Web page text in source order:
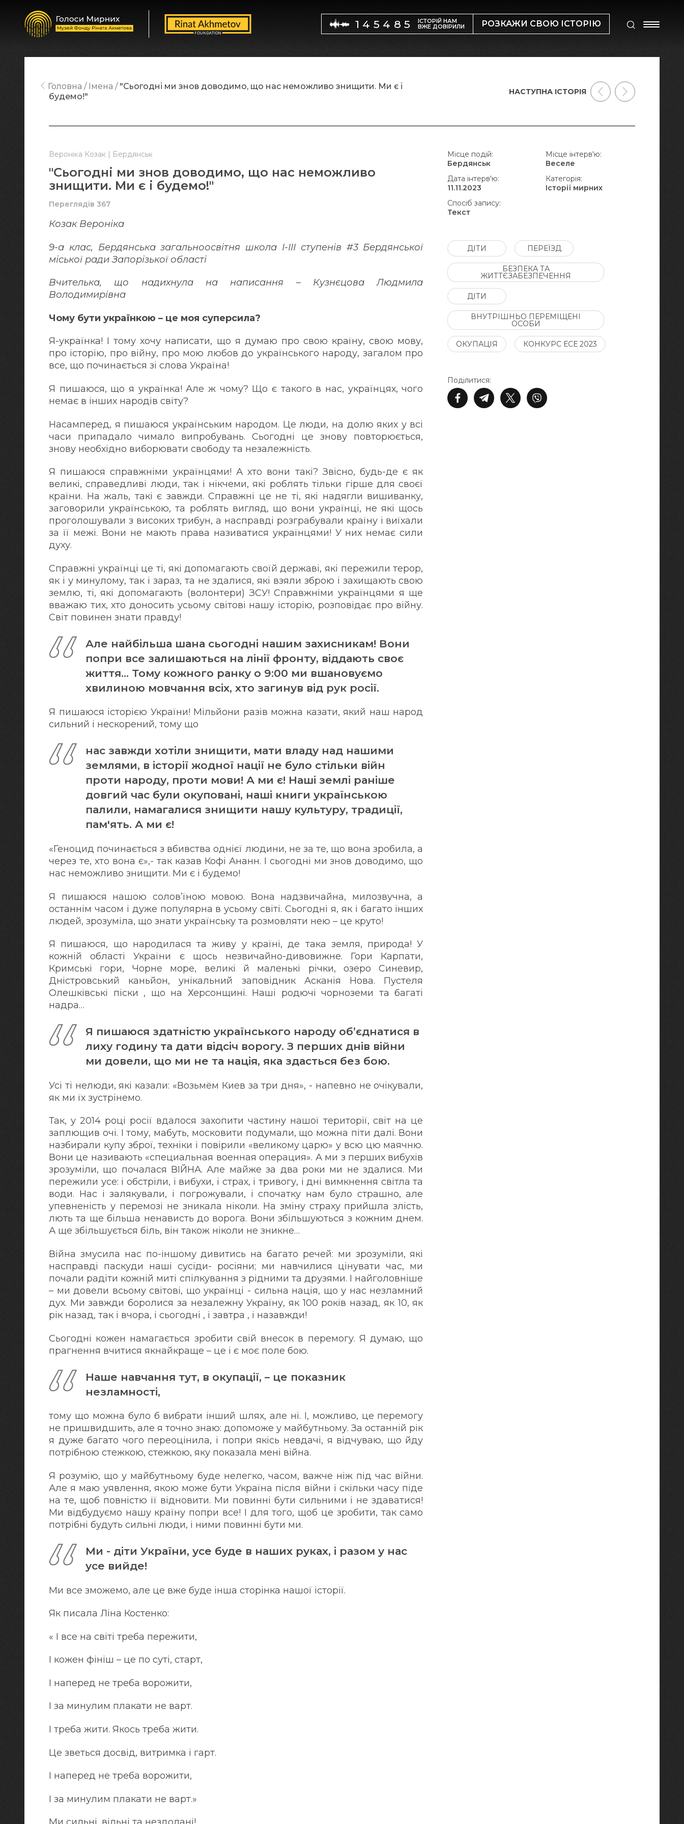
145485 ІСТОРІЙ НАМ
ВЖЕ ДОВІРИЛИ РОЗКАЖИ СВОЮ ІСТОРІЮ
Вероніка Козак | Бердянськ
"Сьогодні ми знов доводимо, що нас неможливо
знищити. Ми є і будемо!"
Переглядів 367
Козак Вероніка
9-а клас, Бердянська загальноосвітня школа І-ІІІ ступенів #3 Бердянської
міської ради Запорізької області
Вчителька, що надихнула на написання – Кузнєцова Людмила
Володимирівна
Чому бути українкою – це моя суперсила?
Я-українка! І тому хочу написати, що я думаю про свою країну, свою мову,
про історію, про війну, про мою любов до українського народу, загалом про
все, що починається зі слова Україна!
Я пишаюся, що я українка! Але ж чому? Що є такого в нас, українцях, чого
немає в інших народів світу?
Насамперед, я пишаюся українським народом. Це люди, на долю яких у всі
часи припадало чимало випробувань. Сьогодні це знову повторюється,
знову необхідно виборювати свободу та незалежність.
Я пишаюся справжніми українцями! А хто вони такі? Звісно, будь-де є як
великі, справедливі люди, так і нікчеми, які роблять тільки гірше для своєї
країни. На жаль, такі є завжди. Справжні це не ті, які надягли вишиванку,
заговорили українською, та роблять вигляд, що вони українці, не які щось
проголошували з високих трибун, а насправді розграбували країну і виїхали
за її межі. Вони не мають права називатися українцями! У них немає сили
духу.
Справжні українці це ті, які допомагають своїй державі, які пережили терор,
як і у минулому, так і зараз, та не здалися, які взяли зброю і захищають свою
землю, ті, які допомагають (волонтери) ЗСУ! Справжніми українцями я ще
вважаю тих, хто доносить усьому світові нашу історію, розповідає про війну.
Світ повинен знати правду!
Але найбільша шана сьогодні нашим захисникам! Вони
попри все залишаються на лінії фронту, віддають своє
життя… Тому кожного ранку о 9:00 ми вшановуємо
хвилиною мовчання всіх, хто загинув від рук росії.
Я пишаюся історією України! Мільйони разів можна казати, який наш народ
сильний і нескорений, тому що
нас завжди хотіли знищити, мати владу над нашими
землями, в історії жодної нації не було стільки війн
проти народу, проти мови! А ми є! Наші землі раніше
довгий час були окуповані, наші книги українською
палили, намагалися знищити нашу культуру, традиції,
пам'ять. А ми є!
«Геноцид починається з вбивства однієї людини, не за те, що вона зробила, а
через те, хто вона є»,- так казав Кофі Ананн. І сьогодні ми знов доводимо, що
нас неможливо знищити. Ми є і будемо!
Я пишаюся нашою солов’їною мовою. Вона надзвичайна, милозвучна, а
останнім часом і дуже популярна в усьому світі. Сьогодні я, як і багато інших
людей, зрозуміла, що знати українську та розмовляти нею – це круто!
Я пишаюся, що народилася та живу у країні, де така земля, природа! У
кожній області України є щось незвичайно-дивовижне. Гори Карпати,
Кримські гори, Чорне море, великі й маленькі річки, озеро Синевир,
Дністровський каньйон, унікальний заповідник Асканія Нова. Пустеля
Олешківські піски , що на Херсонщині. Наші родючі чорноземи та багаті
надра…
Я пишаюся здатністю українського народу об’єднатися в
лиху годину та дати відсіч ворогу. З перших днів війни
ми довели, що ми не та нація, яка здасться без бою.
Усі ті нелюди, які казали: «Возьмём Киев за три дня», - напевно не очікували,
як ми їх зустрінемо.
Так, у 2014 році росії вдалося захопити частину нашої території, світ на це
заплющив очі. І тому, мабуть, московити подумали, що можна піти далі. Вони
назбирали купу зброї, техніки і повірили «великому царю» у всю цю маячню.
Вони це називають «специальная военная операция». А ми з перших вибухів
зрозуміли, що почалася ВІЙНА. Але майже за два роки ми не здалися. Ми
пережили усе: і обстріли, і вибухи, і страх, і тривогу, і дні вимкнення світла та
води. Нас і залякували, і погрожували, і спочатку нам було страшно, але
упевненість у перемозі не зникала ніколи. На зміну страху прийшла злість,
лють та ще більша ненависть до ворога. Вони збільшуються з кожним днем.
А ще збільшується біль, він також ніколи не зникне…
Війна змусила нас по-іншому дивитись на багато речей: ми зрозуміли, які
насправді паскуди наші сусіди- росіяни; ми навчилися цінувати час, ми
почали радіти кожній миті спілкування з рідними та друзями. І найголовніше
– ми довели всьому світові, що українці - сильна нація, що у нас незламний
дух. Ми завжди боролися за незалежну Україну, як 100 років назад, як 10, як
рік назад, так і вчора, і сьогодні , і завтра , і назавжди!
Сьогодні кожен намагається зробити свій внесок в перемогу. Я думаю, що
прагнення вчитися якнайкраще – це і є моє поле бою.
Наше навчання тут, в окупації, – це показник
незламності,
тому що можна було б вибрати інший шлях, але ні. І, можливо, це перемогу
не пришвидшить, але я точно знаю: допоможе у майбутньому. За останній рік
я дуже багато чого переоцінила, і попри якісь невдачі, я відчуваю, що йду
потрібною стежкою, стежкою, яку показала мені війна.
Я розумію, що у майбутньому буде нелегко, часом, важче ніж під час війни.
Але я маю уявлення, якою може бути Україна після війни і скільки часу піде
на те, щоб повністю її відновити. Ми повинні бути сильними і не здаватися!
Ми відбудуємо нашу країну попри все! І для того, щоб це зробити, так само
потрібні будуть сильні люди, і ними повинні бути ми.
Ми - діти України, усе буде в наших руках, і разом у нас
усе вийде!
Ми все зможемо, але це вже буде інша сторінка нашої історії.
Як писала Ліна Костенко:
« І все на світі треба пережити,
І кожен фініш – це по суті, старт,
І наперед не треба ворожити,
І за минулим плакати не варт.
І треба жити. Якось треба жити.
Це зветься досвід, витримка і гарт.
І наперед не треба ворожити,
І за минулим плакати не варт.»
Головна Імена
"Сьогодні ми знов доводимо, що нас неможливо знищити. Ми є і
будемо!"
Поділитися:
Місце подій:
Бердянськ
Місце інтерв'ю:
Веселе
Дата інтерв'ю:
11.11.2023
Категорія:
Історії мирних
Спосіб запису:
Текст
ДІТИ ПЕРЕЇЗД
БЕЗПЕКА ТА
ЖИТТЄЗАБЕЗПЕЧЕННЯ
ДІТИ
ВНУТРІШНЬО ПЕРЕМІЩЕНІ
ОСОБИ
ОКУПАЦІЯ КОНКУРС ЕСЕ 2023
НАСТУПНА ІСТОРІЯ